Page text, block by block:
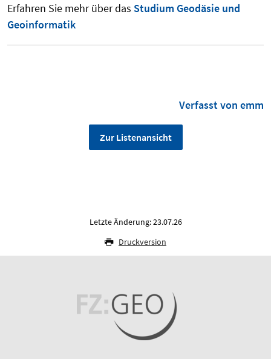
Erfahren Sie mehr über das Studium Geodäsie und
Geoinformatik
Verfasst von emm
Zur Listenansicht
Letzte Änderung: 23.07.26
Druckversion